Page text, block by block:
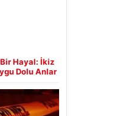
Hayal: İkiz
Dolu Anlar